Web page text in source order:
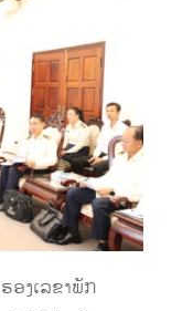
ອງເລຂາພັກ